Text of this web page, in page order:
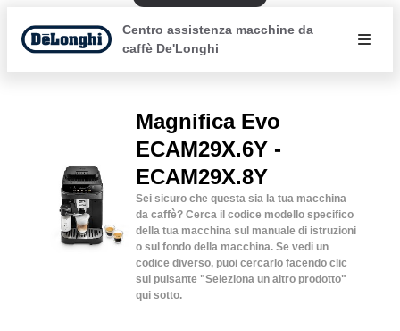
Centro assistenza macchine da
caffè De'Longhi
Magnifica Evo
ECAM29X.6Y -
ECAM29X.8Y
Sei sicuro che questa sia la tua macchina
da caffè? Cerca il codice modello specifico
della tua macchina sul manuale di istruzioni
o sul fondo della macchina. Se vedi un
codice diverso, puoi cercarlo facendo clic
sul pulsante "Seleziona un altro prodotto"
qui sotto.